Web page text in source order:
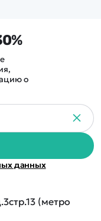
(метро
о
данных